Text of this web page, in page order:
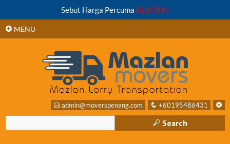
Sebut Harga Percuma KLIK SINI
+ MENU
+
q +60195486431
E admin@moverspenang.com
M Search